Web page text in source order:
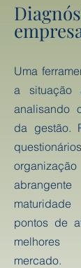
Uma
a situação
analisando
da gestão.
pontos de
melhores
mercado.